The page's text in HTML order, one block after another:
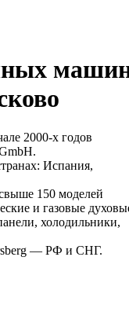
2000-х годов
Испания,
150 моделей
и газовые
холодильники,
— РФ и СНГ.